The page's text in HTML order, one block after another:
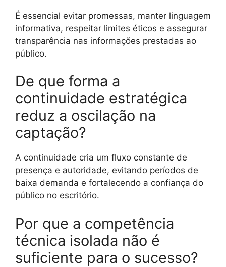
É essencial evitar promessas, manter linguagem
informativa, respeitar limites éticos e assegurar
transparência nas informações prestadas ao
público.
De que forma a
continuidade estratégica
reduz a oscilação na
captação?
A continuidade cria um fluxo constante de
presença e autoridade, evitando períodos de
baixa demanda e fortalecendo a confiança do
público no escritório.
Por que a competência
técnica isolada não é
suficiente para o sucesso?